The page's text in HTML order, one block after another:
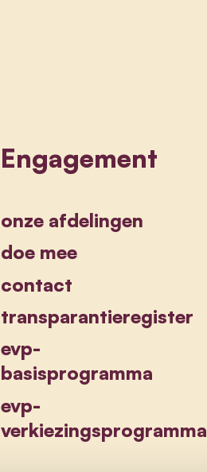
Engagement
onze afdelingen
doe mee
contact
transparantieregister
evp-
basisprogramma
evp-
verkiezingsprogramma